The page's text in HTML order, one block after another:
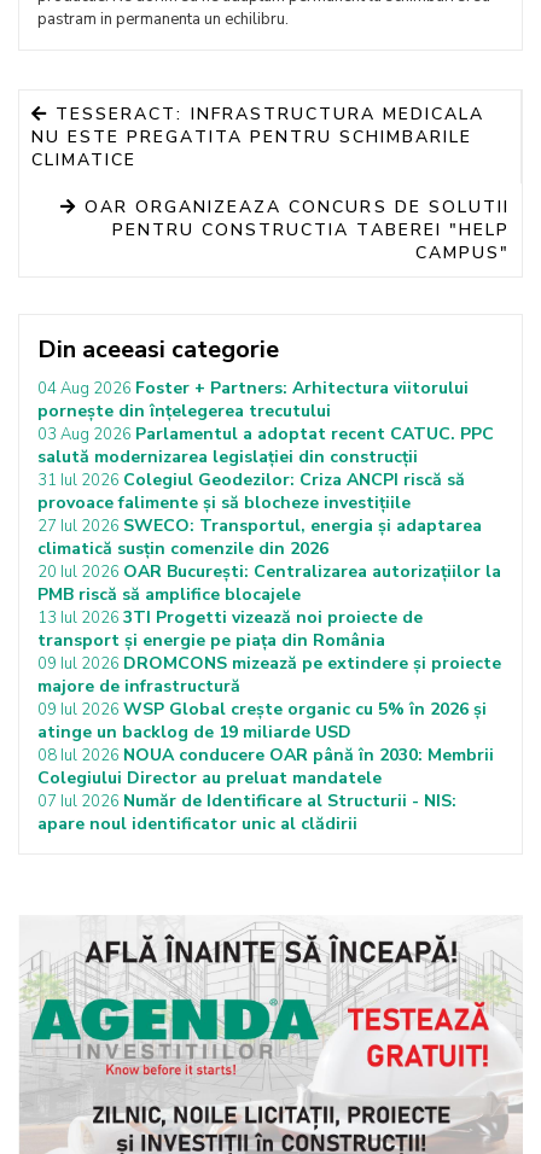
pastram in permanenta un echilibru.
TESSERACT: INFRASTRUCTURA MEDICALA
NU ESTE PREGATITA PENTRU SCHIMBARILE
CLIMATICE
OAR ORGANIZEAZA CONCURS DE SOLUTII
PENTRU CONSTRUCTIA TABEREI "HELP
CAMPUS"
Din aceeasi categorie
04 Aug 2026 Foster + Partners: Arhitectura viitorului
pornește din înțelegerea trecutului
03 Aug 2026 Parlamentul a adoptat recent CATUC. PPC
salută modernizarea legislației din construcții
31 Iul 2026 Colegiul Geodezilor: Criza ANCPI riscă să
provoace falimente și să blocheze investițiile
27 Iul 2026 SWECO: Transportul, energia și adaptarea
climatică susțin comenzile din 2026
20 Iul 2026 OAR București: Centralizarea autorizațiilor la
PMB riscă să amplifice blocajele
13 Iul 2026 3TI Progetti vizează noi proiecte de
transport și energie pe piața din România
09 Iul 2026 DROMCONS mizează pe extindere și proiecte
majore de infrastructură
09 Iul 2026 WSP Global crește organic cu 5% în 2026 și
atinge un backlog de 19 miliarde USD
08 Iul 2026 NOUA conducere OAR până în 2030: Membrii
Colegiului Director au preluat mandatele
07 Iul 2026 Număr de Identificare al Structurii - NIS:
apare noul identificator unic al clădirii